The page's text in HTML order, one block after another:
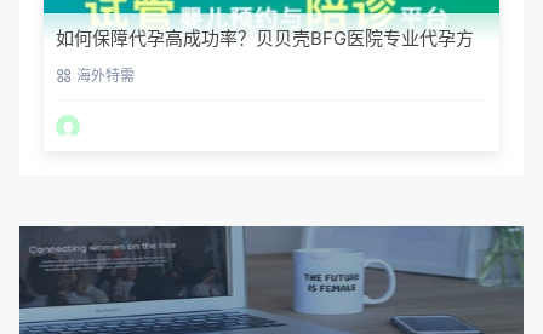
如何保障代孕高成功率？贝贝壳BFG医院专业代孕方
案解析
海外特需